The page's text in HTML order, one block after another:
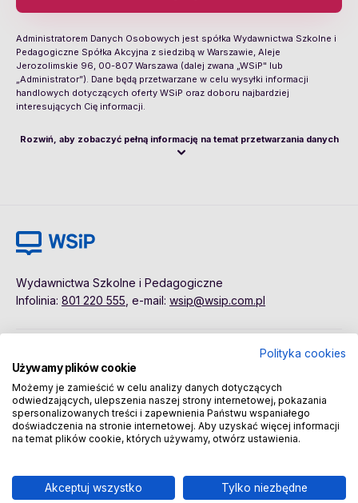
Administratorem Danych Osobowych jest spółka Wydawnictwa Szkolne i
Pedagogiczne Spółka Akcyjna z siedzibą w Warszawie, Aleje
Jerozolimskie 96, 00-807 Warszawa (dalej zwana „WSiP" lub
„Administrator”). Dane będą przetwarzane w celu wysyłki informacji
handlowych dotyczących oferty WSiP oraz doboru najbardziej
interesujących Cię informacji.
Rozwiń, aby zobaczyć pełną informację na temat przetwarzania danych
Wydawnictwa Szkolne i Pedagogiczne
Infolinia: 801 220 555 , e-mail: wsip@wsip.com.pl
Dane osobowe
Regulamin
Pierwsze kroki
Sklep
Polityka cookies
Używamy plików cookie
Możemy je zamieścić w celu analizy danych dotyczących
odwiedzających, ulepszenia naszej strony internetowej, pokazania
spersonalizowanych treści i zapewnienia Państwu wspaniałego
doświadczenia na stronie internetowej. Aby uzyskać więcej informacji
na temat plików cookie, których używamy, otwórz ustawienia.
Akceptuj wszystko Tylko niezbędne